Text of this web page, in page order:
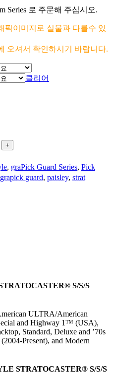
Series 로 주문해 주십시오.
픽이미지로 실물과 다를수 있
오셔서 확인하시기 바랍니다.
클리어
, graPick Guard Series, Pick
grapick guard, paisley, strat
S/S/S
ULTRA/American
and Highway 1™ (USA),
Standard, Deluxe and ’70s
Present), and Modern
STRATOCASTER® S/S/S